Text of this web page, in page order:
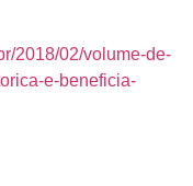
2018/02/volume-de-
e-beneficia-